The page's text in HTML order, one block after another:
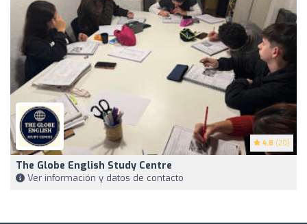
4.8 (20)
The Globe English Study Centre
Ver información y datos de contacto